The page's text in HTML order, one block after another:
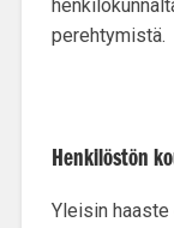
perehtymistä.
Henkilöstön
Yleisin haaste